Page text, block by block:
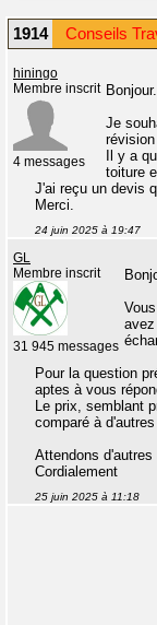
1914 Conseils
hiningo
Membre inscrit
4 messages
Bonjour.
Je
Il y a
toiture
J'ai reçu un devis
Merci.
24 juin 2025 à 19:47
GL
Membre inscrit
31 945 messages
Pour la question
aptes à vous
Le prix, semblant
comparé à
Attendons d'autres
Cordialement
25 juin 2025 à 11:18